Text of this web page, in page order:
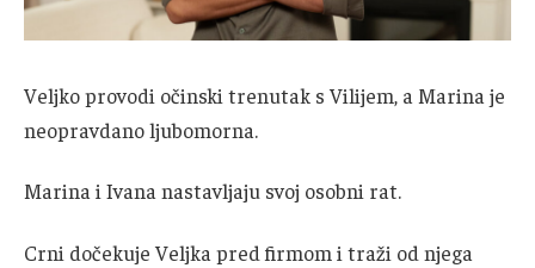
Veljko provodi očinski trenutak s Vilijem, a Marina je
neopravdano ljubomorna.
Marina i Ivana nastavljaju svoj osobni rat.
Crni dočekuje Veljka pred firmom i traži od njega